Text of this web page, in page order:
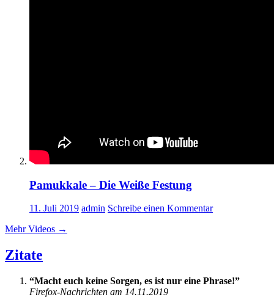
Pamukkale – Die Weiße Festung
11. Juli 2019 admin Schreibe einen Kommentar
Mehr Videos →
Zitate
“Macht euch keine Sorgen, es ist nur eine Phrase!”
Firefox-Nachrichten am 14.11.2019